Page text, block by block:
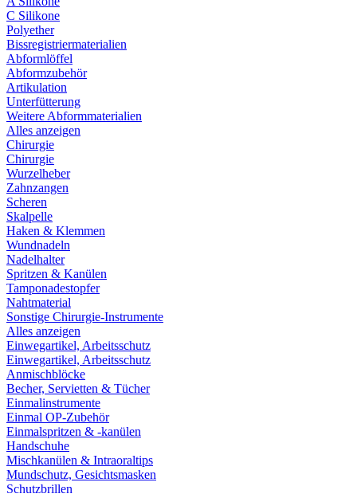
C Silikone
Polyether
Bissregistriermaterialien
Abformlöffel
Abformzubehör
Artikulation
Unterfütterung
Weitere Abformmaterialien
Alles anzeigen
Chirurgie
Chirurgie
Wurzelheber
Zahnzangen
Scheren
Skalpelle
Haken & Klemmen
Wundnadeln
Nadelhalter
Spritzen & Kanülen
Tamponadestopfer
Nahtmaterial
Sonstige Chirurgie-Instrumente
Alles anzeigen
Einwegartikel, Arbeitsschutz
Einwegartikel, Arbeitsschutz
Anmischblöcke
Becher, Servietten & Tücher
Einmalinstrumente
Einmal OP-Zubehör
Einmalspritzen & -kanülen
Handschuhe
Mischkanülen & Intraoraltips
Mundschutz, Gesichtsmasken
Schutzbrillen